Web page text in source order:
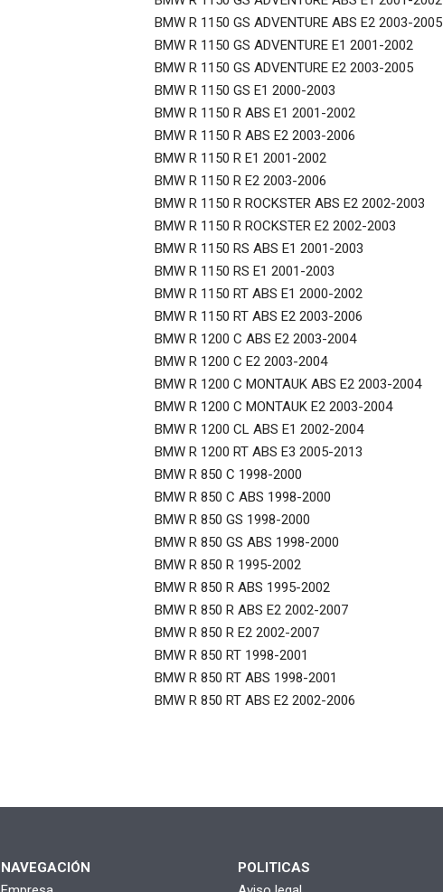
BMW R 1150 GS ADVENTURE ABS E2 2003-2005
BMW R 1150 GS ADVENTURE E1 2001-2002
BMW R 1150 GS ADVENTURE E2 2003-2005
BMW R 1150 GS E1 2000-2003
BMW R 1150 R ABS E1 2001-2002
BMW R 1150 R ABS E2 2003-2006
BMW R 1150 R E1 2001-2002
BMW R 1150 R E2 2003-2006
BMW R 1150 R ROCKSTER ABS E2 2002-2003
BMW R 1150 R ROCKSTER E2 2002-2003
BMW R 1150 RS ABS E1 2001-2003
BMW R 1150 RS E1 2001-2003
BMW R 1150 RT ABS E1 2000-2002
BMW R 1150 RT ABS E2 2003-2006
BMW R 1200 C ABS E2 2003-2004
BMW R 1200 C E2 2003-2004
BMW R 1200 C MONTAUK ABS E2 2003-2004
BMW R 1200 C MONTAUK E2 2003-2004
BMW R 1200 CL ABS E1 2002-2004
BMW R 1200 RT ABS E3 2005-2013
BMW R 850 C 1998-2000
BMW R 850 C ABS 1998-2000
BMW R 850 GS 1998-2000
BMW R 850 GS ABS 1998-2000
BMW R 850 R 1995-2002
BMW R 850 R ABS 1995-2002
BMW R 850 R ABS E2 2002-2007
BMW R 850 R E2 2002-2007
BMW R 850 RT 1998-2001
BMW R 850 RT ABS 1998-2001
BMW R 850 RT ABS E2 2002-2006
NAVEGACIÓN
POLITICAS